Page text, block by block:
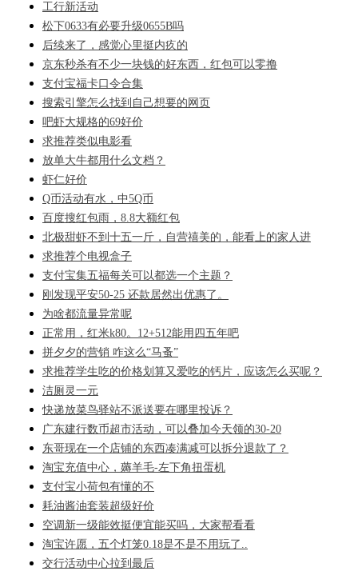
工行新活动
松下0633有必要升级0655B吗
后续来了，感觉心里挺内疚的
京东秒杀有不少一块钱的好东西，红包可以零撸
支付宝福卡口令合集
搜索引擎怎么找到自己想要的网页
吧虾大规格的69好价
求推荐类似电影看
放单大牛都用什么文档？
虾仁好价
Q币活动有水，中5Q币
百度搜红包雨，8.8大额红包
北极甜虾不到十五一斤，自营禧美的，能看上的家人进
求推荐个电视盒子
支付宝集五福每关可以都选一个主题？
刚发现平安50-25 还款居然出优惠了。
为啥都流量异常呢
正常用，红米k80。12+512能用四五年吧
拼夕夕的营销 咋这么“马蚤”
求推荐学生吃的价格划算又爱吃的钙片，应该怎么买呢？
洁厕灵一元
快递放菜鸟驿站不派送要在哪里投诉？
广东建行数币超市活动，可以叠加今天领的30-20
东哥现在一个店铺的东西凑满减可以拆分退款了？
淘宝充值中心，薅羊毛-左下角扭蛋机
支付宝小荷包有懂的不
耗油酱油套装超级好价
空调新一级能效挺便宜能买吗，大家帮看看
淘宝许愿，五个灯笼0.18是不是不用玩了..
交行活动中心拉到最后